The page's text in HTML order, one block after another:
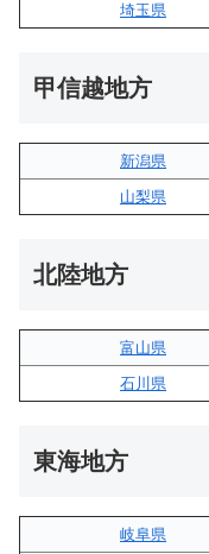
埼玉県
甲信越地方
新潟県
山梨県
北陸地方
富山県
石川県
東海地方
岐阜県